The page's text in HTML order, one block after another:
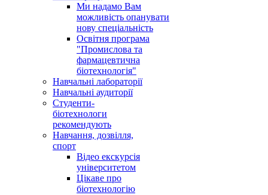
Ми надамо Вам
можливість опанувати
нову спеціальність
Освітня програма
"Промислова та
фармацевтична
біотехнологія"
Навчальні лабораторії
Навчальні аудиторії
Студенти-
біотехнологи
рекомендують
Навчання, дозвілля,
спорт
Відео екскурсія
університетом
Цікаве про
біотехнологію